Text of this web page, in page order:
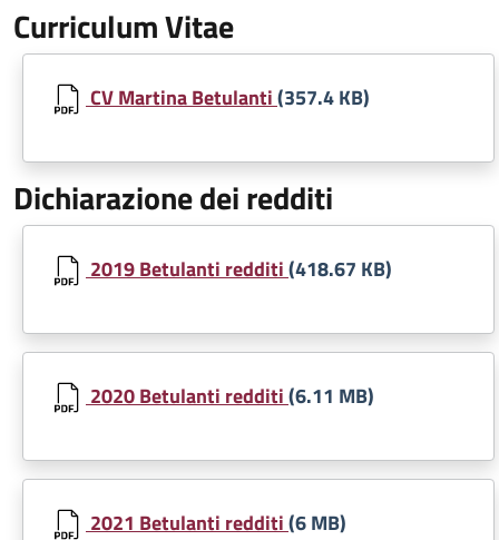
Curriculum Vitae
Document
CV Martina Betulanti(357.4 KB)
Dichiarazione dei redditi
Document
2019 Betulanti redditi(418.67 KB)
Document
2020 Betulanti redditi(6.11 MB)
Document
2021 Betulanti redditi(6 MB)